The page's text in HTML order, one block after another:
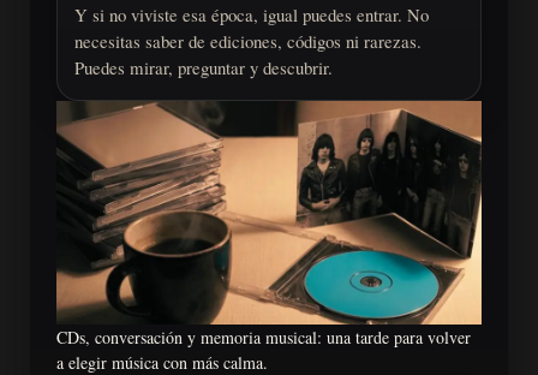
Y si no viviste esa época, igual puedes entrar. No
necesitas saber de ediciones, códigos ni rarezas.
Puedes mirar, preguntar y descubrir.
CDs, conversación y memoria musical: una tarde para volver
a elegir música con más calma.